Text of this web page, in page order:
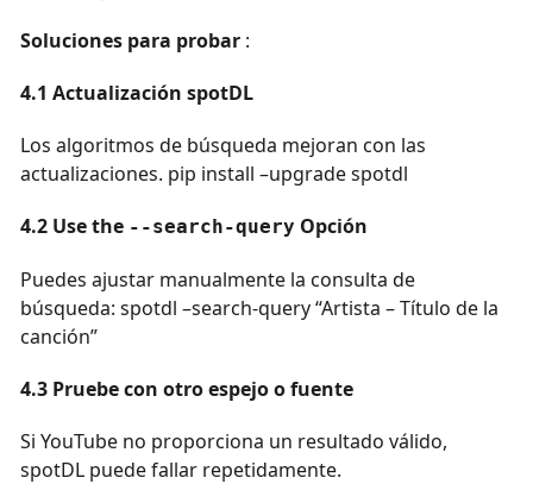
Soluciones para probar :
4.1 Actualización spotDL
Los algoritmos de búsqueda mejoran con las
actualizaciones. pip install –upgrade spotdl
4.2 Use the --search-query Opción
Puedes ajustar manualmente la consulta de
búsqueda: spotdl –search-query “Artista – Título de la
canción”
4.3 Pruebe con otro espejo o fuente
Si YouTube no proporciona un resultado válido,
spotDL puede fallar repetidamente.